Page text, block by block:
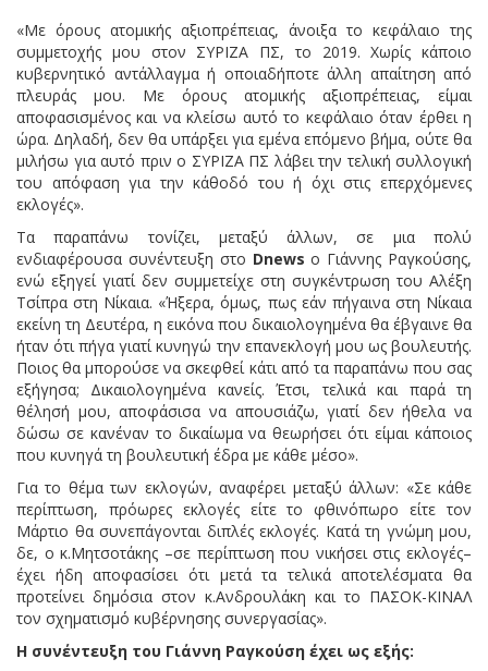
«Με όρους ατομικής αξιοπρέπειας, άνοιξα το κεφάλαιο της
συμμετοχής μου στον ΣΥΡΙΖΑ ΠΣ, το 2019. Χωρίς κάποιο
κυβερνητικό αντάλλαγμα ή οποιαδήποτε άλλη απαίτηση από
πλευράς μου. Με όρους ατομικής αξιοπρέπειας, είμαι
αποφασισμένος και να κλείσω αυτό το κεφάλαιο όταν έρθει η
ώρα. Δηλαδή, δεν θα υπάρξει για εμένα επόμενο βήμα, ούτε θα
μιλήσω για αυτό πριν ο ΣΥΡΙΖΑ ΠΣ λάβει την τελική συλλογική
του απόφαση για την κάθοδό του ή όχι στις επερχόμενες
εκλογές».
Τα παραπάνω τονίζει, μεταξύ άλλων, σε μια πολύ
ενδιαφέρουσα συνέντευξη στο Dnews ο Γιάννης Ραγκούσης,
ενώ εξηγεί γιατί δεν συμμετείχε στη συγκέντρωση του Αλέξη
Τσίπρα στη Νίκαια. «Ήξερα, όμως, πως εάν πήγαινα στη Νίκαια
εκείνη τη Δευτέρα, η εικόνα που δικαιολογημένα θα έβγαινε θα
ήταν ότι πήγα γιατί κυνηγώ την επανεκλογή μου ως βουλευτής.
Ποιος θα μπορούσε να σκεφθεί κάτι από τα παραπάνω που σας
εξήγησα; Δικαιολογημένα κανείς. Έτσι, τελικά και παρά τη
θέλησή μου, αποφάσισα να απουσιάζω, γιατί δεν ήθελα να
δώσω σε κανέναν το δικαίωμα να θεωρήσει ότι είμαι κάποιος
που κυνηγά τη βουλευτική έδρα με κάθε μέσο».
Για το θέμα των εκλογών, αναφέρει μεταξύ άλλων: «Σε κάθε
περίπτωση, πρόωρες εκλογές είτε το φθινόπωρο είτε τον
Μάρτιο θα συνεπάγονται διπλές εκλογές. Κατά τη γνώμη μου,
δε, ο κ.Μητσοτάκης –σε περίπτωση που νικήσει στις εκλογές–
έχει ήδη αποφασίσει ότι μετά τα τελικά αποτελέσματα θα
προτείνει δημόσια στον κ.Ανδρουλάκη και το ΠΑΣΟΚ-ΚΙΝΑΛ
τον σχηματισμό κυβέρνησης συνεργασίας».
Η συνέντευξη του Γιάννη Ραγκούση έχει ως εξής: